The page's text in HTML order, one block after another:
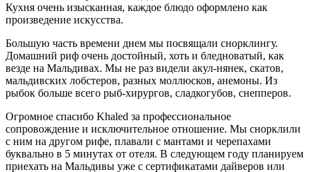
Кухня очень изысканная, каждое блюдо оформлено как
произведение искусства.
Большую часть времени днем мы посвящали снорклингу.
Домашний риф очень достойный, хоть и бледноватый, как
везде на Мальдивах. Мы не раз видели акул-нянек, скатов,
мальдивских лобстеров, разных моллюсков, анемоны. Из
рыбок больше всего рыб-хирургов, сладкогубов, снепперов.
Огромное спасибо Khaled за профессиональное
сопровождение и исключительное отношение. Мы снорклили
с ним на другом рифе, плавали с мантами и черепахами
буквально в 5 минутах от отеля. В следующем году планируем
приехать на Мальдивы уже с сертификатами дайверов или